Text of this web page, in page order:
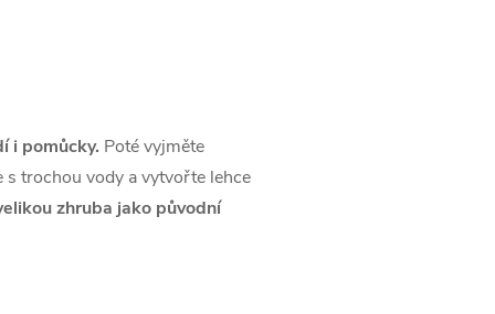
i pomůcky. Poté vyjměte
trochou vody a vytvořte lehce
zhruba jako původní